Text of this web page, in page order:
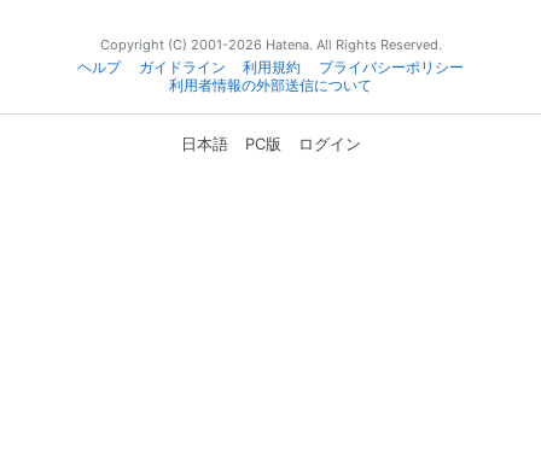
Copyright (C) 2001-2026 Hatena. All Rights Reserved.
ヘルプ
ガイドライン 利用規約
プライバシーポリシー
利用者情報の外部送信について
日本語 PC版 ログイン